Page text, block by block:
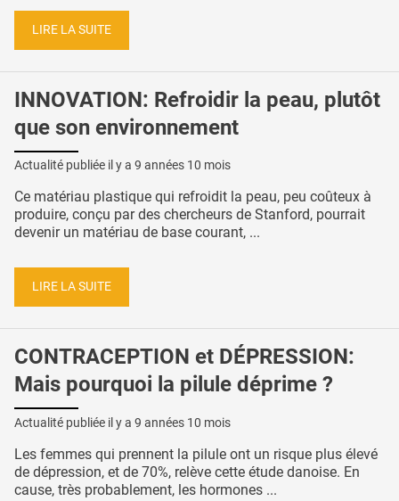
LIRE LA SUITE
INNOVATION: Refroidir la peau, plutôt
que son environnement
Actualité publiée il y a 9 années 10 mois
Ce matériau plastique qui refroidit la peau, peu coûteux à
produire, conçu par des chercheurs de Stanford, pourrait
devenir un matériau de base courant, ...
LIRE LA SUITE
CONTRACEPTION et DÉPRESSION:
Mais pourquoi la pilule déprime ?
Actualité publiée il y a 9 années 10 mois
Les femmes qui prennent la pilule ont un risque plus élevé
de dépression, et de 70%, relève cette étude danoise. En
cause, très probablement, les hormones ...